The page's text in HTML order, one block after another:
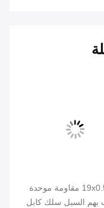
19x0.52mm مقاومة موحدة
بهم السبل سلك كابل